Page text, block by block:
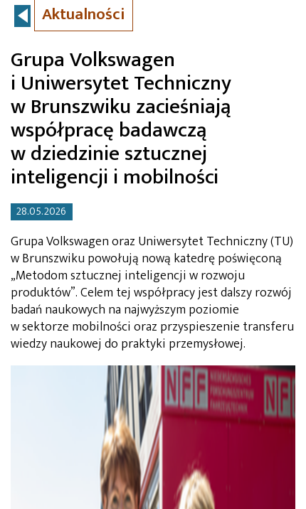
Aktualności
Grupa Volkswagen
i Uniwersytet Techniczny
w Brunszwiku zacieśniają
współpracę badawczą
w dziedzinie sztucznej
inteligencji i mobilności
28.05.2026
Grupa Volkswagen oraz Uniwersytet Techniczny (TU)
w Brunszwiku powołują nową katedrę poświęconą
„Metodom sztucznej inteligencji w rozwoju
produktów”. Celem tej współpracy jest dalszy rozwój
badań naukowych na najwyższym poziomie
w sektorze mobilności oraz przyspieszenie transferu
wiedzy naukowej do praktyki przemysłowej.